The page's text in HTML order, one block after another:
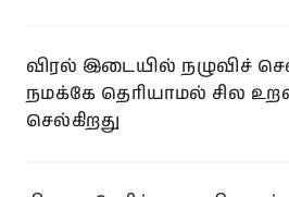
விரல் இடையில் நழுவிச்
நமக்கே தெரியாமல் சில
செல்கிறது